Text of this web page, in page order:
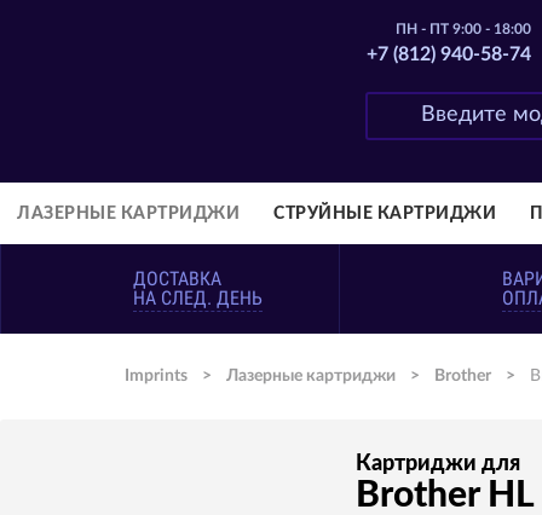
ПН - ПТ 9:00 - 18:00
+7 (812) 940-58-74
ЛАЗЕРНЫЕ КАРТРИДЖИ СТРУЙНЫЕ КАРТРИДЖИ
ДОСТАВКА
НА СЛЕД. ДЕНЬ
Imprints > Лазерные картриджи > Brother >
Картриджи для
Brother